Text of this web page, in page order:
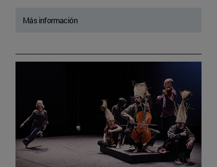
Más información